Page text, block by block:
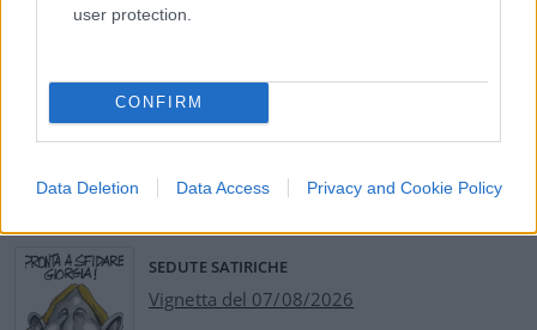
user protection.
CONFIRM
Data Deletion Data Access Privacy and Cookie Policy
89
Leggi i commenti
SEDUTE SATIRICHE
Vignetta del 07/08/2026